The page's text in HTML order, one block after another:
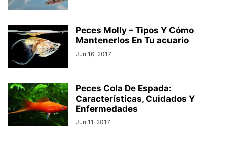
Peces Molly – Tipos Y Cómo
Mantenerlos En Tu acuario
Jun 16, 2017
Peces Cola De Espada:
Características, Cuidados Y
Enfermedades
Jun 11, 2017